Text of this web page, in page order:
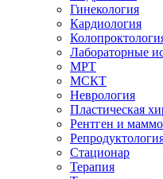
Гинекология
Кардиология
Лабораторные
МРТ
МСКТ
Неврология
Пластическая
Рентген и
Стационар
Терапия